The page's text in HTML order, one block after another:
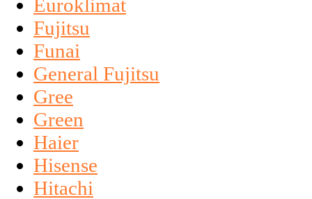
Euroklimat
Fujitsu
Funai
General Fujitsu
Gree
Green
Haier
Hisense
Hitachi